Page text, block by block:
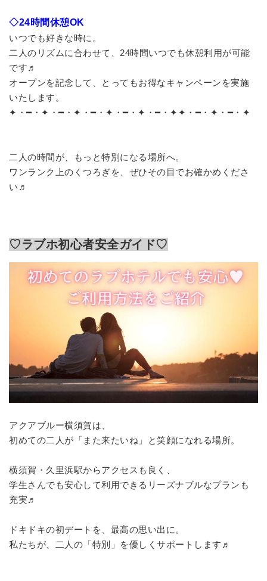
◇24時間休憩OK
いつでも好きな時に。
二人のリズムに合わせて、24時間いつでも休憩利用が可能
です♬
オープンを記念して、とってもお得なキャンペーンを実施
いたします。
✦・━・✦・━・✦・━・✦・━・✦・━・✦✦・━・✦・━・✦
二人の時間が、もっと特別になる場所へ。
ワンランク上のくつろぎを、ぜひその目でお確かめくださ
い♬
♡ラブホ初心者安全ガイド♡
アクアブルー横須賀は、
初めての二人が「また来たいね」と笑顔になれる場所。
横須賀・久里浜駅からアクセスも良く、
学生さんでも安心して利用できるリーズナブルなプランも
充実♬
ドキドキの初デートを、最高の思い出に。
私たちが、二人の「特別」を優しくサポートします♬